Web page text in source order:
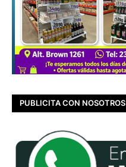
PUBLICITA CON NOSOTROS